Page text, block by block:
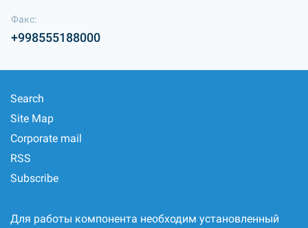
Факс:
+998555188000
Search
Site Map
Corporate mail
RSS
Subscribe
Для работы компонента необходим установленный